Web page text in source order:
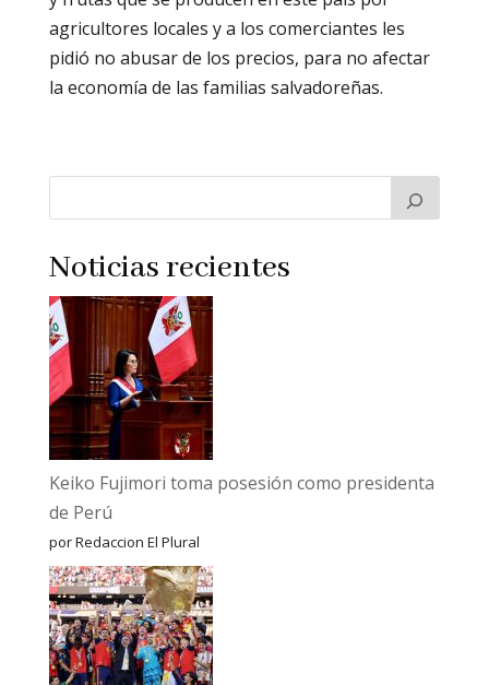
agricultores locales y a los comerciantes les
pidió no abusar de los precios, para no afectar
la economía de las familias salvadoreñas.
Noticias recientes
Keiko Fujimori toma posesión como presidenta
de Perú
por Redaccion El Plural